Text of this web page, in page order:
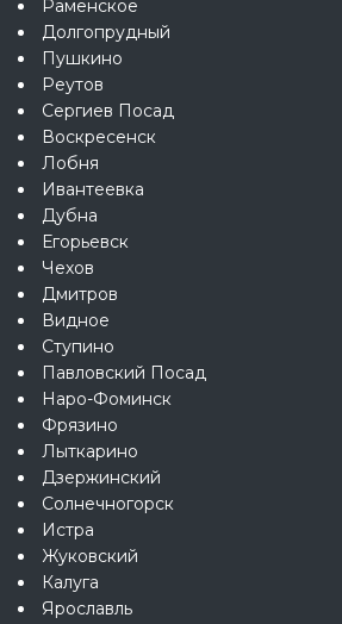
Раменское
Долгопрудный
Пушкино
Реутов
Сергиев Посад
Воскресенск
Лобня
Ивантеевка
Дубна
Егорьевск
Чехов
Дмитров
Видное
Ступино
Павловский Посад
Наро-Фоминск
Фрязино
Лыткарино
Дзержинский
Солнечногорск
Истра
Жуковский
Калуга
Ярославль